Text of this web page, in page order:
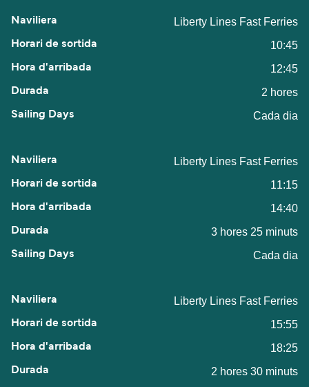
Liberty Lines Fast Ferries
10:45
12:45
2 hores
Cada dia
Liberty Lines Fast Ferries
11:15
14:40
3 hores 25 minuts
Cada dia
Liberty Lines Fast Ferries
15:55
18:25
2 hores 30 minuts